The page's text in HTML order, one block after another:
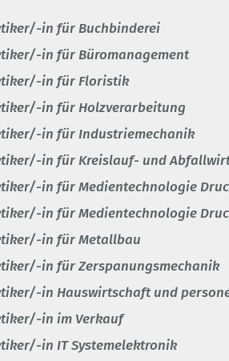
in für Buchbinderei
in für Büromanagement
in für Floristik
in für Holzverarbeitung
in für Industriemechanik
in für Kreislauf- und
in für Medientechnologie
in für Medientechnologie
in für Metallbau
in für Zerspanungsmechanik
in Hauswirtschaft und
in im Verkauf
in IT Systemelektronik